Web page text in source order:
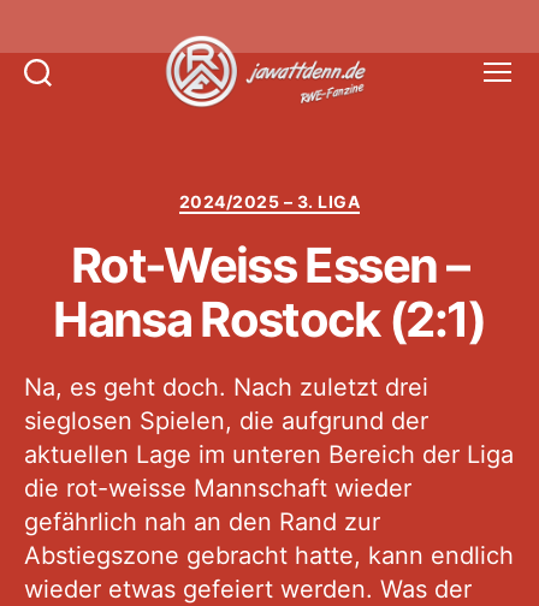
Kategorien
2024/2025 – 3. LIGA
Rot-Weiss Essen –
Hansa Rostock (2:1)
Na, es geht doch. Nach zuletzt drei
sieglosen Spielen, die aufgrund der
aktuellen Lage im unteren Bereich der Liga
die rot-weisse Mannschaft wieder
gefährlich nah an den Rand zur
Abstiegszone gebracht hatte, kann endlich
wieder etwas gefeiert werden. Was der